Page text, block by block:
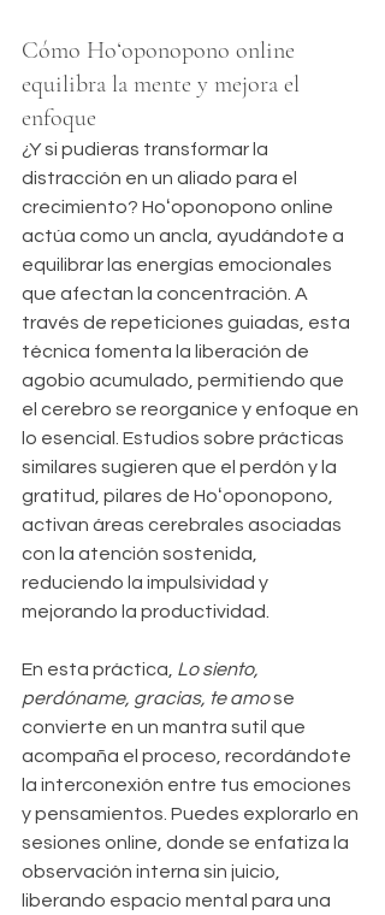
Cómo Hoʻoponopono online
equilibra la mente y mejora el
enfoque
¿Y si pudieras transformar la
distracción en un aliado para el
crecimiento? Hoʻoponopono online
actúa como un ancla, ayudándote a
equilibrar las energías emocionales
que afectan la concentración. A
través de repeticiones guiadas, esta
técnica fomenta la liberación de
agobio acumulado, permitiendo que
el cerebro se reorganice y enfoque en
lo esencial. Estudios sobre prácticas
similares sugieren que el perdón y la
gratitud, pilares de Hoʻoponopono,
activan áreas cerebrales asociadas
con la atención sostenida,
reduciendo la impulsividad y
mejorando la productividad.
En esta práctica, Lo siento,
perdóname, gracias, te amo se
convierte en un mantra sutil que
acompaña el proceso, recordándote
la interconexión entre tus emociones
y pensamientos. Puedes explorarlo en
sesiones online, donde se enfatiza la
observación interna sin juicio,
liberando espacio mental para una